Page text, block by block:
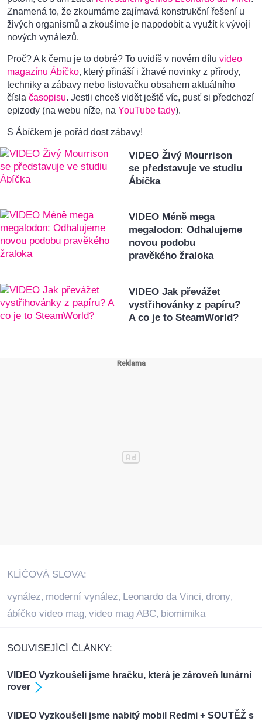
Znamená to, že zkoumáme zajímavá konstrukční řešení u
živých organismů a zkoušíme je napodobit a využít k vývoji
nových vynálezů.
Proč? A k čemu je to dobré? To uvidíš v novém dílu video
magazínu Ábíčko, který přináší i žhavé novinky z přírody,
techniky a zábavy nebo listovačku obsahem aktuálního
čísla časopisu. Jestli chceš vidět ještě víc, pusť si předchozí
epizody (na webu níže, na YouTube tady).
S Ábíčkem je pořád dost zábavy!
VIDEO Živý Mourrison
se představuje ve studiu
Ábíčka
VIDEO Méně mega
megalodon: Odhalujeme
novou podobu
pravěkého žraloka
VIDEO Jak převážet
vystřihovánky z papíru?
A co je to SteamWorld?
KLÍČOVÁ SLOVA:
vynález, moderní vynález, Leonardo da Vinci, drony,
ábíčko video mag, video mag ABC, biomimika
SOUVISEJÍCÍ ČLÁNKY:
VIDEO Vyzkoušeli jsme hračku, která je zároveň lunární
rover
VIDEO Vyzkoušeli jsme nabitý mobil Redmi + SOUTĚŽ s